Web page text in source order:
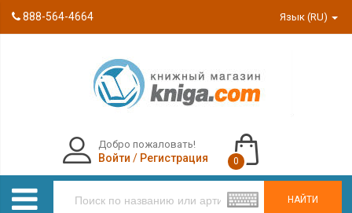
888-564-4664 Язык (RU)
НАЙТИ
Добро пожаловать!
Войти / Регистрация 0